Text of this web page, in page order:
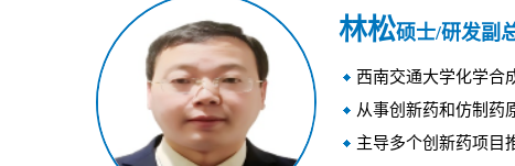
林松硕士/研发副
西南交通大学化学合
从事创新药和仿制药
主导多个创新药项目